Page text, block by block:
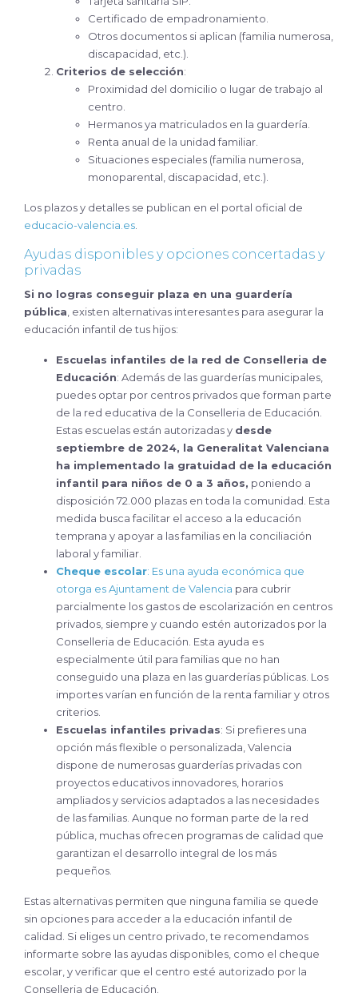
Certificado de empadronamiento.
Otros documentos si aplican (familia numerosa,
discapacidad, etc.).
Criterios de selección:
Proximidad del domicilio o lugar de trabajo al
centro.
Hermanos ya matriculados en la guardería.
Renta anual de la unidad familiar.
Situaciones especiales (familia numerosa,
monoparental, discapacidad, etc.).
Los plazos y detalles se publican en el portal oficial de
educacio-valencia.es
Ayudas disponibles y opciones concertadas y
privadas
Si no logras conseguir plaza en una guardería
pública , existen alternativas interesantes para asegurar la
educación infantil de tus hijos:
Escuelas infantiles de la red de Conselleria de
Educación: Además de las guarderías municipales,
puedes optar por centros privados que forman parte
de la red educativa de la Conselleria de Educación.
Estas escuelas están autorizadas y desde
septiembre de 2024, la Generalitat Valenciana
ha implementado la gratuidad de la educación
infantil para niños de 0 a 3 años, poniendo a
disposición 72.000 plazas en toda la comunidad. Esta
medida busca facilitar el acceso a la educación
temprana y apoyar a las familias en la conciliación
laboral y familiar.
Cheque escolar: Es una ayuda económica que
otorga es Ajuntament de Valencia para cubrir
parcialmente los gastos de escolarización en centros
privados, siempre y cuando estén autorizados por la
Conselleria de Educación. Esta ayuda es
especialmente útil para familias que no han
conseguido una plaza en las guarderías públicas. Los
importes varían en función de la renta familiar y otros
criterios.
Escuelas infantiles privadas: Si prefieres una
opción más flexible o personalizada, Valencia
dispone de numerosas guarderías privadas con
proyectos educativos innovadores, horarios
ampliados y servicios adaptados a las necesidades
de las familias. Aunque no forman parte de la red
pública, muchas ofrecen programas de calidad que
garantizan el desarrollo integral de los más
pequeños.
Estas alternativas permiten que ninguna familia se quede
sin opciones para acceder a la educación infantil de
calidad. Si eliges un centro privado, te recomendamos
informarte sobre las ayudas disponibles, como el cheque
escolar, y verificar que el centro esté autorizado por la
Conselleria de Educación.